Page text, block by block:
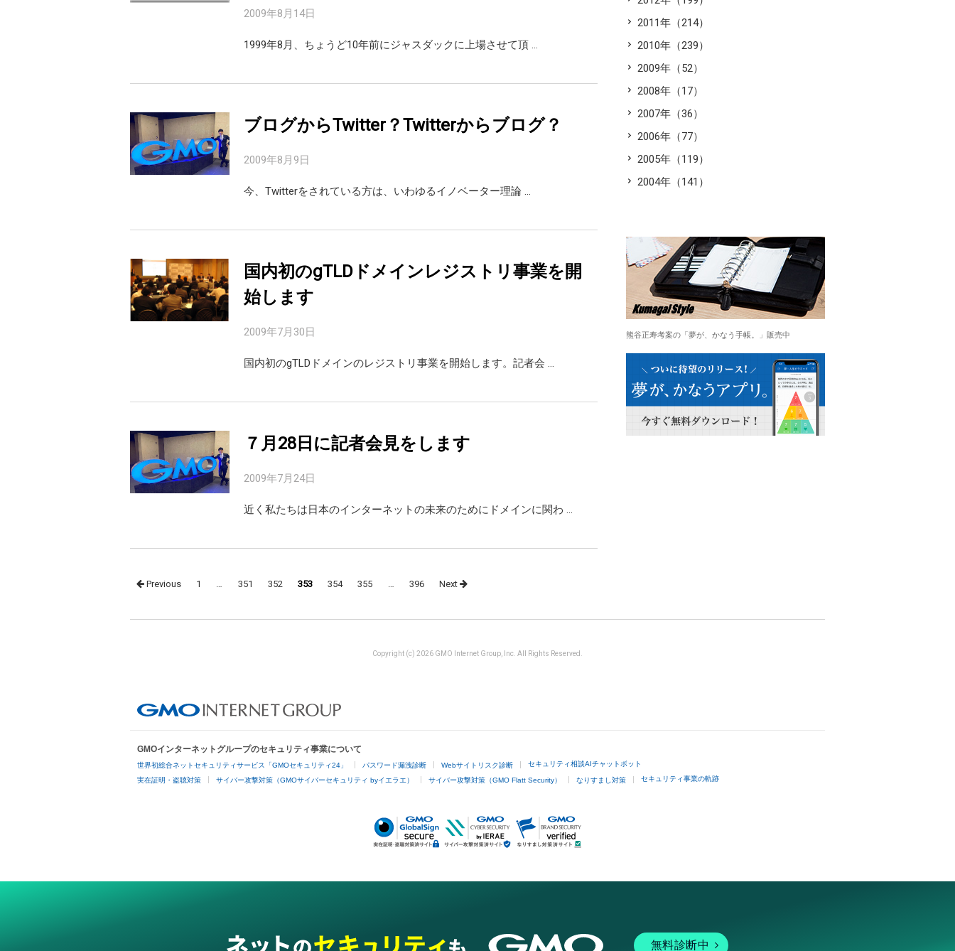
2009年8月14日
1999年8月、ちょうど10年前にジャスダックに上場させて頂 …
ブログからTwitter？Twitterからブログ？
2009年8月9日
今、Twitterをされている方は、いわゆるイノベーター理論 …
国内初のgTLDドメインレジストリ事業を開
始します
2009年7月30日
国内初のgTLDドメインのレジストリ事業を開始します。記者会 …
７月28日に記者会見をします
2009年7月24日
近く私たちは日本のインターネットの未来のためにドメインに関わ …
PostsPrevious 1 … 351 352 353 354 355 … 396 Next
2011年（214）
2010年（239）
2009年（52）
2008年（17）
2007年（36）
2006年（77）
2005年（119）
2004年（141）
熊谷正寿考案の「夢が、かなう手帳。」販売中
Copyright (c) 2026 GMO Internet Group, Inc. All Rights Reserved.
GMOインターネットグループのセキュリティ事業について
世界初総合ネットセキュリティサービス「GMOセキュリティ24」 パスワード漏洩診断 Webサイトリスク診断 セキュリティ相談AIチャットボット
実在証明・盗聴対策 サイバー攻撃対策（GMOサイバーセキュリティ byイエラエ） サイバー攻撃対策（GMO Flatt Security） なりすまし対策 セキュリティ事業の軌跡
無料診断中